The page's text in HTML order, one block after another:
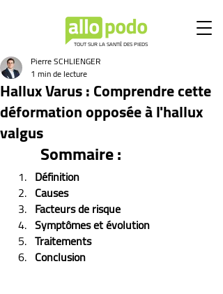
TOUT SUR LA SANTÉ DES PIEDS
Hallux Varus : Comprendre cette
déformation opposée à l'hallux
valgus
Pierre SCHLIENGER
1 min de lecture
Sommaire :
Définition
Causes
Facteurs de risque
Symptômes et évolution
Traitements
Conclusion